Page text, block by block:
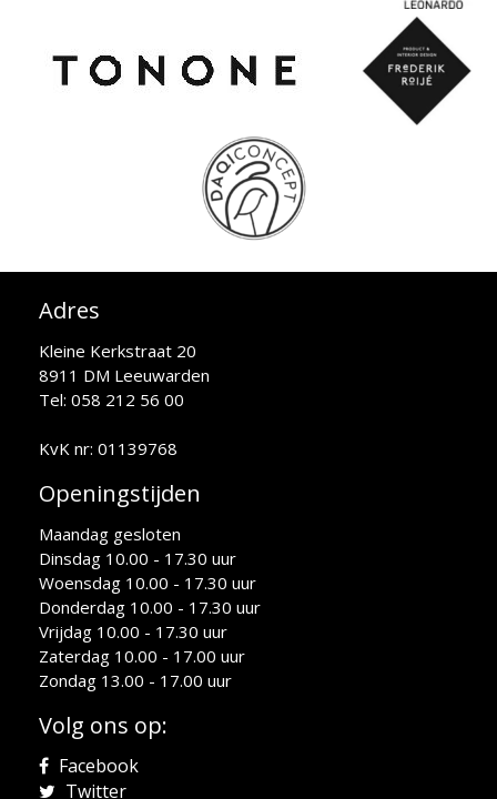
Adres
Kleine Kerkstraat 20
8911 DM Leeuwarden
Tel: 058 212 56 00
KvK nr: 01139768
Openingstijden
Maandag gesloten
Dinsdag 10.00 - 17.30 uur
Woensdag 10.00 - 17.30 uur
Donderdag 10.00 - 17.30 uur
Vrijdag 10.00 - 17.30 uur
Zaterdag 10.00 - 17.00 uur
Zondag 13.00 - 17.00 uur
Volg ons op:
Facebook
Twitter